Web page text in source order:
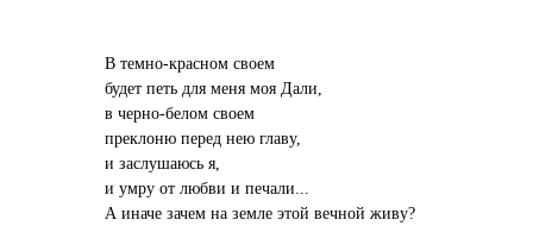
В темно-красном своем
будет петь для меня моя Дали,
в черно-белом своем
преклоню перед нею главу,
и заслушаюсь я,
и умру от любви и печали...
А иначе зачем на земле этой вечной живу?